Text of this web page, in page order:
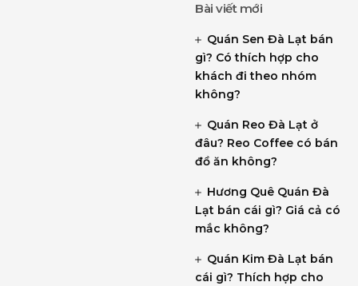
Bài viết mới
Quán Sen Đà Lạt bán
gì? Có thích hợp cho
khách đi theo nhóm
không?
Quán Reo Đà Lạt ở
đâu? Reo Coffee có bán
đồ ăn không?
Hương Quê Quán Đà
Lạt bán cái gì? Giá cả có
mắc không?
Quán Kim Đà Lạt bán
cái gì? Thích hợp cho